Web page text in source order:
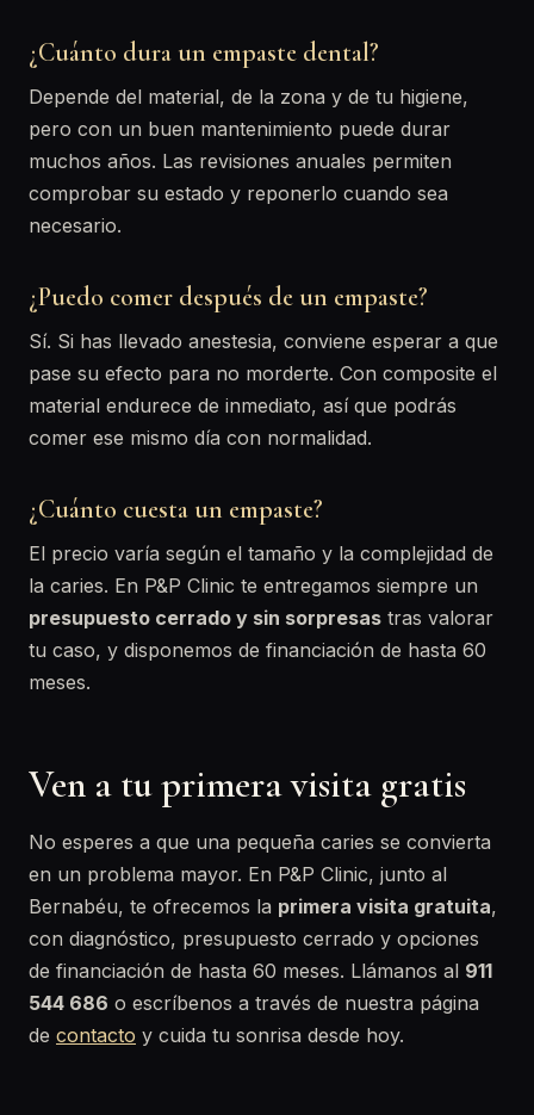
¿Cuánto dura un empaste dental?
Depende del material, de la zona y de tu higiene,
pero con un buen mantenimiento puede durar
muchos años. Las revisiones anuales permiten
comprobar su estado y reponerlo cuando sea
necesario.
¿Puedo comer después de un empaste?
Sí. Si has llevado anestesia, conviene esperar a que
pase su efecto para no morderte. Con composite el
material endurece de inmediato, así que podrás
comer ese mismo día con normalidad.
¿Cuánto cuesta un empaste?
El precio varía según el tamaño y la complejidad de
la caries. En P&P Clinic te entregamos siempre un
presupuesto cerrado y sin sorpresas tras valorar
tu caso, y disponemos de financiación de hasta 60
meses.
Ven a tu primera visita gratis
No esperes a que una pequeña caries se convierta
en un problema mayor. En P&P Clinic, junto al
Bernabéu, te ofrecemos la primera visita gratuita,
con diagnóstico, presupuesto cerrado y opciones
de financiación de hasta 60 meses. Llámanos al 911
544 686 o escríbenos a través de nuestra página
de contacto y cuida tu sonrisa desde hoy.